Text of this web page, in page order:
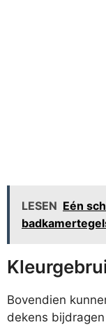
LESEN Eén
Bovendien
dekens